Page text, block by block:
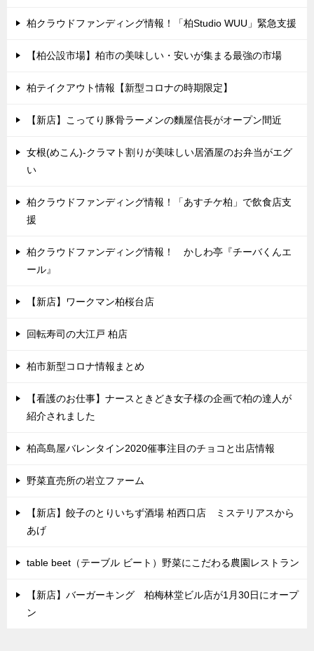
柏クラウドファンディング情報！「柏Studio WUU」緊急支援
【柏公設市場】柏市の美味しい・安いが集まる最強の市場
柏テイクアウト情報【新型コロナの時期限定】
【新店】こってり豚骨ラーメンの麵屋信長がオープン間近
女根(めこん)-クラマト割りが美味しい居酒屋のお弁当がエグ
い
柏クラウドファンディング情報！「あすチケ柏」で飲食店支
援
柏クラウドファンディング情報！ かしわ亭『チーバくんエ
ール』
【新店】ワークマン柏桜台店
回転寿司の大江戸 柏店
柏市新型コロナ情報まとめ
【看護のお仕事】ナースときどき女子様の企画で柏の達人が
紹介されました
柏高島屋バレンタイン2020催事注目のチョコと出店情報
野菜直売所の岩立ファーム
【新店】餃子のとりいちず酒場 柏西口店 ミステリアスから
あげ
table beet（テーブル ビート）野菜にこだわる農園レストラン
【新店】バーガーキング 柏梅林堂ビル店が1月30日にオープ
ン